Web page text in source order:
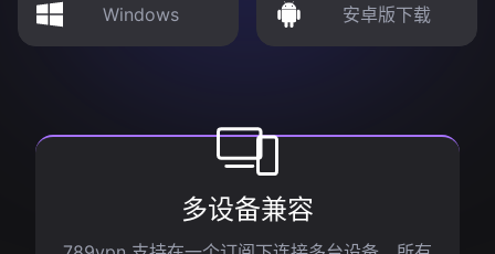
Windows 安卓版下载
多设备兼容